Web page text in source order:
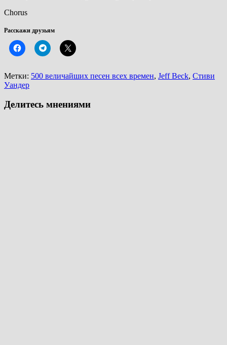
Chorus
Расскажи друзьям
Метки: 500 величайших песен всех времен, Jeff Beck, Стиви
Уандер
Делитесь мнениями